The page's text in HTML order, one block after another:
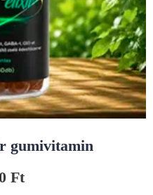
gumivitamin
Ft